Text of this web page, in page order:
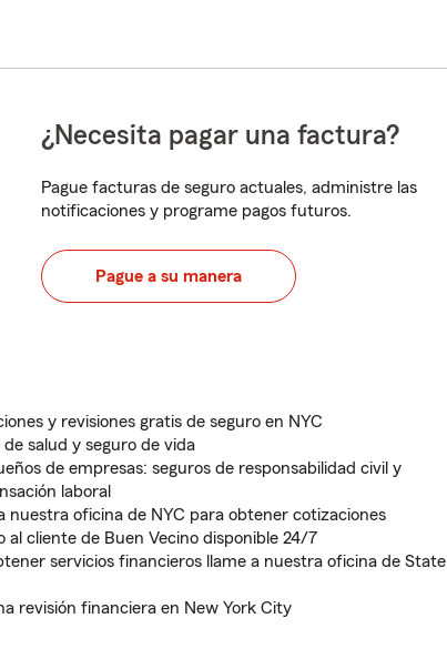
¿Necesita pagar una factura?
Pague facturas de seguro actuales, administre las
notificaciones y programe pagos futuros.
Pague a su manera
y revisiones gratis de seguro en NYC
de salud y seguro de vida
de empresas: seguros de responsabilidad civil y
laboral
nuestra oficina de NYC para obtener cotizaciones
al cliente de Buen Vecino disponible 24/7
servicios financieros llame a nuestra oficina de State
revisión financiera en New York City